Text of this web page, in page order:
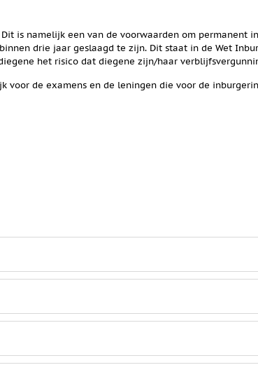
is namelijk een van de voorwaarden om permanent
drie jaar geslaagd te zijn. Dit staat in de Wet
het risico dat diegene zijn/haar
voor de examens en de leningen die voor de